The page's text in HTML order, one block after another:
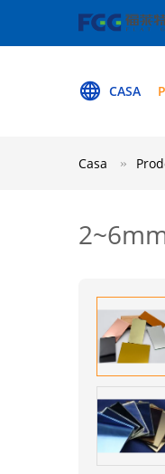
CASA
Casa